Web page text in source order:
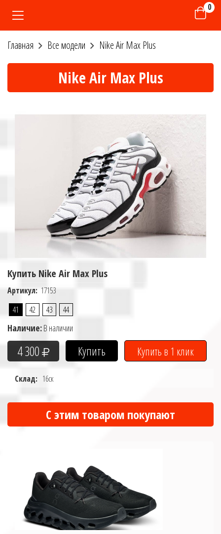
0
Главная Все модели Nike Air Max Plus
Nike Air Max Plus
Купить Nike Air Max Plus
Артикул: 17153
41
42 43 44
Наличие:В наличии
4 300
Склад: 16ск
С этим товаром покупают